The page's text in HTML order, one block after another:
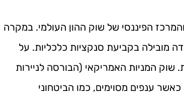
הפיננסי של שוק ההון העולמי. במקרה
בקביעת סנקציות כלכליות. על
שוק המניות האמריקאי (הבורסה לניירות
כאשר ענפים מסוימים, כמו הביטחוני